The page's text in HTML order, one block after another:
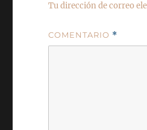
Tu dirección de correo
COMENTARIO *